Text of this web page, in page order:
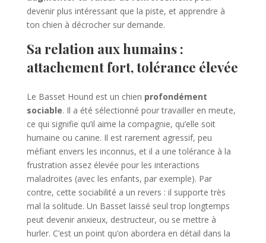
devenir plus intéressant que la piste, et apprendre à
ton chien à décrocher sur demande.
Sa relation aux humains :
attachement fort, tolérance élevée
Le Basset Hound est un chien profondément
sociable. Il a été sélectionné pour travailler en meute,
ce qui signifie qu’il aime la compagnie, qu’elle soit
humaine ou canine. Il est rarement agressif, peu
méfiant envers les inconnus, et il a une tolérance à la
frustration assez élevée pour les interactions
maladroites (avec les enfants, par exemple). Par
contre, cette sociabilité a un revers : il supporte très
mal la solitude. Un Basset laissé seul trop longtemps
peut devenir anxieux, destructeur, ou se mettre à
hurler. C’est un point qu’on abordera en détail dans la